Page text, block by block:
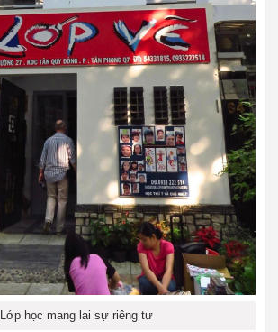
Lớp học mang lại sự riêng tư